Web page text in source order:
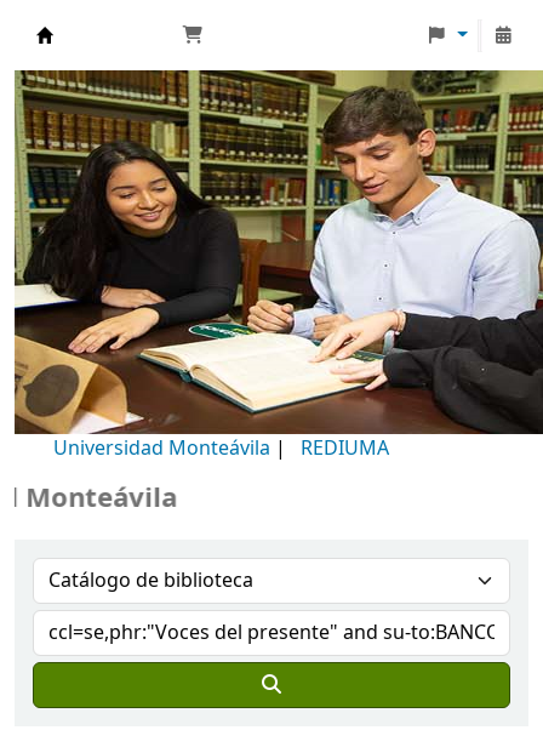
Biblioteca Universidad Monteávila
Universidad Monteávila | REDIUMA